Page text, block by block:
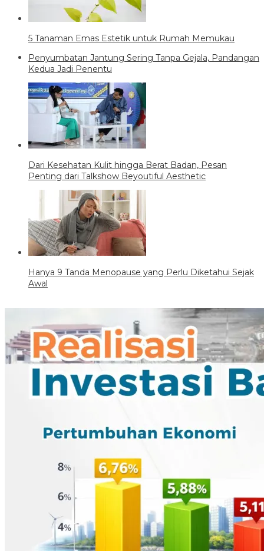
5 Tanaman Emas Estetik untuk Rumah Memukau
Penyumbatan Jantung Sering Tanpa Gejala, Pandangan
Kedua Jadi Penentu
Dari Kesehatan Kulit hingga Berat Badan, Pesan
Penting dari Talkshow Beyoutiful Aesthetic
Hanya 9 Tanda Menopause yang Perlu Diketahui Sejak
Awal